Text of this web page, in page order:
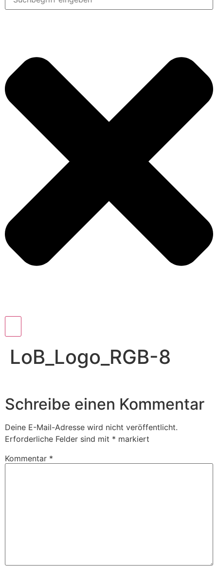
LoB_Logo_RGB-8
Schreibe einen Kommentar
Deine E-Mail-Adresse wird nicht veröffentlicht.
Erforderliche Felder sind mit * markiert
Kommentar *